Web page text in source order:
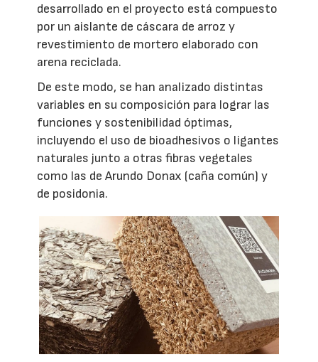
desarrollado en el proyecto está compuesto
por un aislante de cáscara de arroz y
revestimiento de mortero elaborado con
arena reciclada.
De este modo, se han analizado distintas
variables en su composición para lograr las
funciones y sostenibilidad óptimas,
incluyendo el uso de bioadhesivos o ligantes
naturales junto a otras fibras vegetales
como las de Arundo Donax (caña común) y
de posidonia.